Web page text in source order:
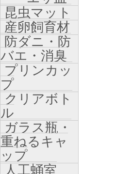
昆虫マット
産卵飼育材
防ダニ・防
バエ・消臭
プリンカッ
プ
クリアボト
ル
ガラス瓶・
重ねるキャ
ップ
人工蛹室